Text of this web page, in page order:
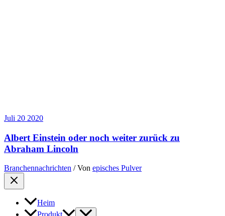
Juli 20 2020
Albert Einstein oder noch weiter zurück zu
Abraham Lincoln
Branchennachrichten / Von episches Pulver
Heim